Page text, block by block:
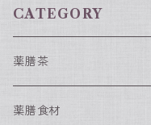
CATEGORY
薬膳茶
春におすすめの薬膳茶
薬膳食材